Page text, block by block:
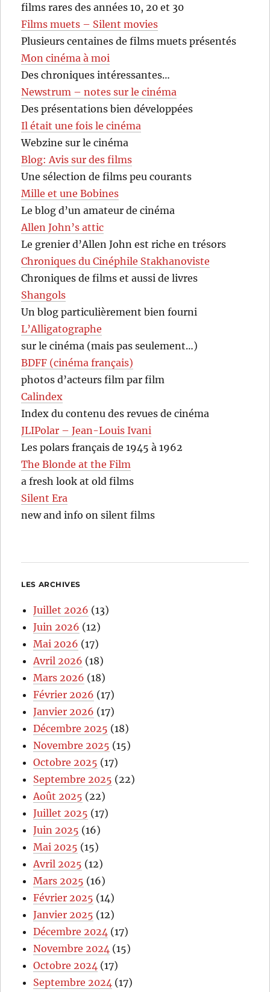
films rares des années 10, 20 et 30
Films muets – Silent movies
Plusieurs centaines de films muets présentés
Mon cinéma à moi
Des chroniques intéressantes…
Newstrum – notes sur le cinéma
Des présentations bien développées
Il était une fois le cinéma
Webzine sur le cinéma
Blog: Avis sur des films
Une sélection de films peu courants
Mille et une Bobines
Le blog d’un amateur de cinéma
Allen John’s attic
Le grenier d’Allen John est riche en trésors
Chroniques du Cinéphile Stakhanoviste
Chroniques de films et aussi de livres
Shangols
Un blog particulièrement bien fourni
L’Alligatographe
sur le cinéma (mais pas seulement…)
BDFF (cinéma français)
photos d’acteurs film par film
Calindex
Index du contenu des revues de cinéma
JLIPolar – Jean-Louis Ivani
Les polars français de 1945 à 1962
The Blonde at the Film
a fresh look at old films
Silent Era
new and info on silent films
LES ARCHIVES
Juillet 2026 (13)
Juin 2026 (12)
Mai 2026 (17)
Avril 2026 (18)
Mars 2026 (18)
Février 2026 (17)
Janvier 2026 (17)
Décembre 2025 (18)
Novembre 2025 (15)
Octobre 2025 (17)
Septembre 2025 (22)
Août 2025 (22)
Juillet 2025 (17)
Juin 2025 (16)
Mai 2025 (15)
Avril 2025 (12)
Mars 2025 (16)
Février 2025 (14)
Janvier 2025 (12)
Décembre 2024 (17)
Novembre 2024 (15)
Octobre 2024 (17)
Septembre 2024 (17)